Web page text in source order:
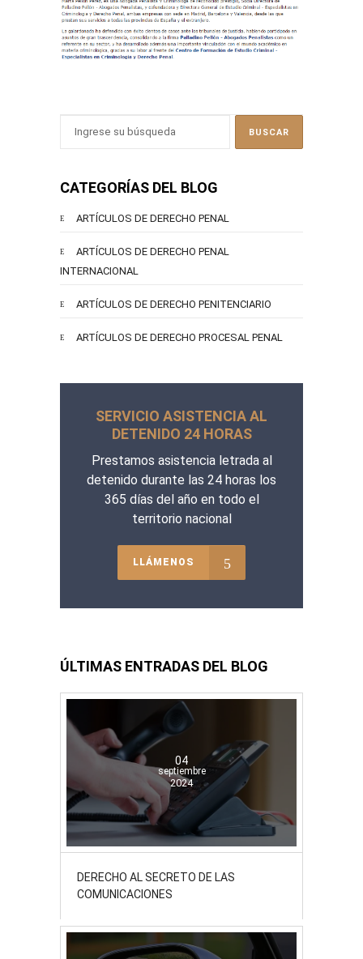
CATEGORÍAS DEL BLOG
ARTÍCULOS DE DERECHO PENAL
ARTÍCULOS DE DERECHO PENAL
INTERNACIONAL
ARTÍCULOS DE DERECHO PENITENCIARIO
ARTÍCULOS DE DERECHO PROCESAL PENAL
SERVICIO ASISTENCIA AL
DETENIDO 24 HORAS
Prestamos asistencia letrada al
detenido durante las 24 horas los
365 días del año en todo el
territorio nacional
LLÁMENOS
ÚLTIMAS ENTRADAS DEL BLOG
04
septiembre
2024
DERECHO AL SECRETO DE LAS
COMUNICACIONES